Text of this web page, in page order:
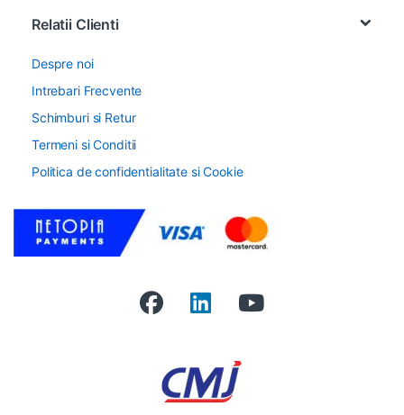
Relatii Clienti
Despre noi
Intrebari Frecvente
Schimburi si Retur
Termeni si Conditii
Politica de confidentialitate si Cookie